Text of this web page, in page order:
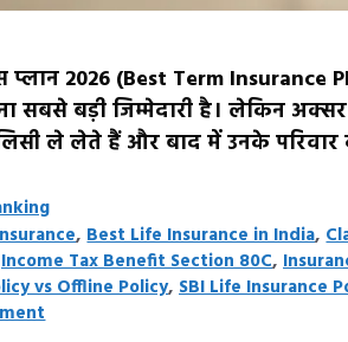
प्लान 2026 (Best Term
सबसे बड़ी जिम्मेदारी है। लेकिन
ले लेते हैं और बाद में उनके
,Best Life Insurance in India,
Income Tax Benefit Section 80C,
vs Offline Policy, SBI Life Insurance